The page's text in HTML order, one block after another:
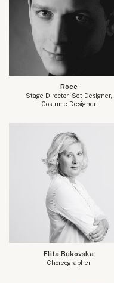
Rocc
Stage Director, Set Designer,
Costume Designer
Elita Bukovska
Choreographer